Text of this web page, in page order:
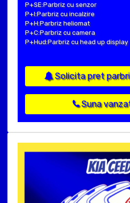
P+SE:Parbriz cu senzor
P+I:Parbriz cu incalzire
P+H:Parbriz heliomat
P+C:Parbriz cu camera
P+Hud:Parbriz cu head up display
Solicita pret
Suna